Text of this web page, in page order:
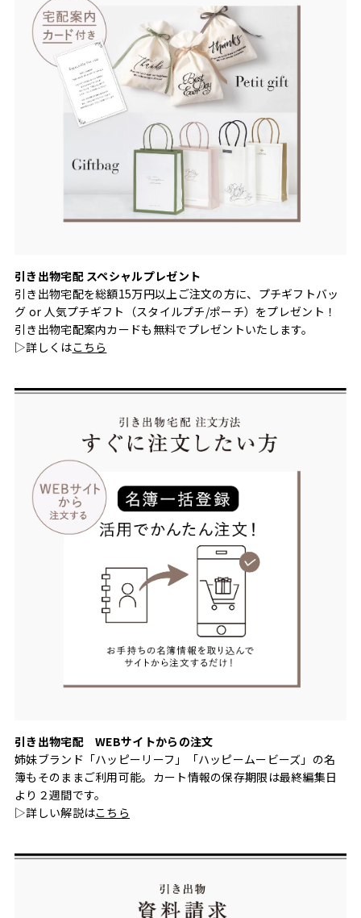
引き出物宅配 スペシャルプレゼント
引き出物宅配を総額15万円以上ご注文の方に、プチギフトバッ
グ or 人気プチギフト（スタイルプチ/ポーチ）をプレゼント！
引き出物宅配案内カードも無料でプレゼントいたします。
▷詳しくはこちら
引き出物宅配 WEBサイトからの注文
姉妹ブランド「ハッピーリーフ」「ハッピームービーズ」の名
簿もそのままご利用可能。カート情報の保存期限は最終編集日
より２週間です。
▷詳しい解説はこちら